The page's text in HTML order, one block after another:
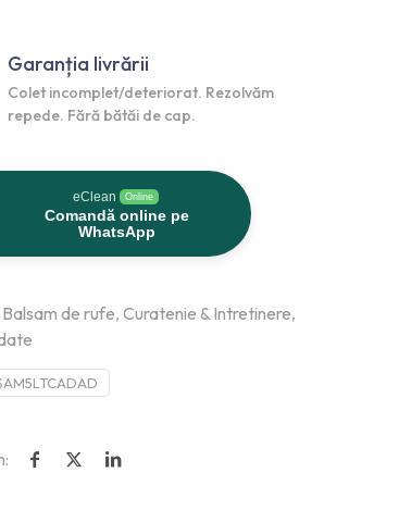
Garanția livrării
Colet incomplet/deteriorat. Rezolvăm
repede. Fără bătăi de cap.
eClean Online
Comandă online pe
WhatsApp
Balsam de rufe, Curatenie & Intretinere,